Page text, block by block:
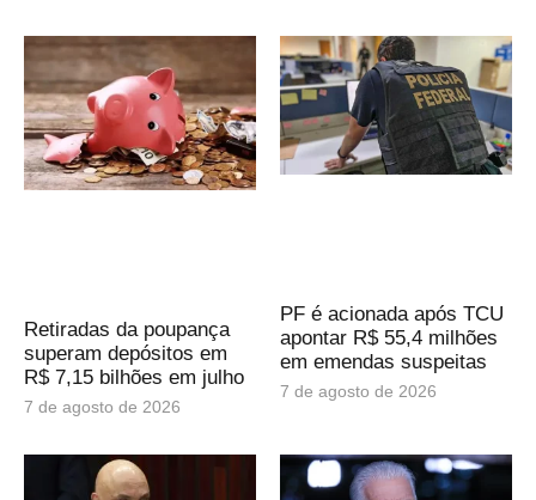
Retiradas da poupança
superam depósitos em
R$ 7,15 bilhões em julho
7 de agosto de 2026
PF é acionada após TCU
apontar R$ 55,4 milhões
em emendas suspeitas
7 de agosto de 2026